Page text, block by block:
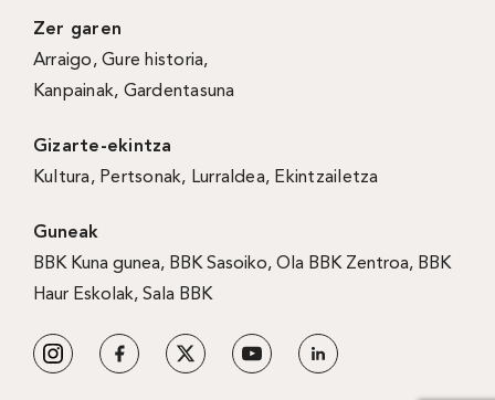
Zer garen
Arraigo,Gure historia,
Kanpainak, Gardentasuna
Gizarte-ekintza
Kultura, Pertsonak, Lurraldea, Ekintzailetza
Guneak
BBK Kuna gunea, BBK Sasoiko, Ola BBK Zentroa, BBK
Haur Eskolak, Sala BBK